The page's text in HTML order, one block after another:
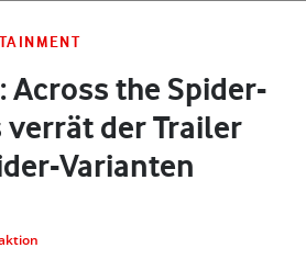
Across the Spider-
verrät der Trailer
Varianten